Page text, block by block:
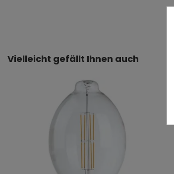
Vielleicht gefällt Ihnen auch